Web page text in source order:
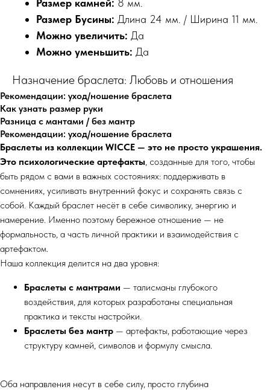
Размер камней: 8 мм.
Размер Бусины: Длина 24 мм. / Ширина 11 мм.
Можно увеличить: Да
Можно уменьшить: Да
Назначение браслета: Любовь и отношения
Рекомендации: уход/ношение браслета
Как узнать размер руки
Разница с мантами / без мантр
Рекомендации: уход/ношение браслета
Браслеты из коллекции WICCE — это не просто украшения.
Это психологические артефакты, созданные для того, чтобы
быть рядом с вами в важных состояниях: поддерживать в
сомнениях, усиливать внутренний фокус и сохранять связь с
собой. Каждый браслет несёт в себе символику, энергию и
намерение. Именно поэтому бережное отношение — не
формальность, а часть личной практики и взаимодействия с
артефактом.
Наша коллекция делится на два уровня:
Браслеты с мантрами — талисманы глубокого
воздействия, для которых разработаны специальная
практика и тексты настройки.
Браслеты без мантр — артефакты, работающие через
структуру камней, символов и формулу смысла.
Оба направления несут в себе силу, просто глубина